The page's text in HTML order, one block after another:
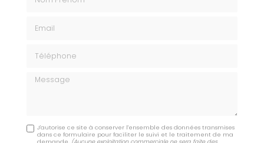
Message
J'autorise ce site à conserver l'ensemble des données transmises
dans ce formulaire pour faciliter le suivi et le traitement de ma